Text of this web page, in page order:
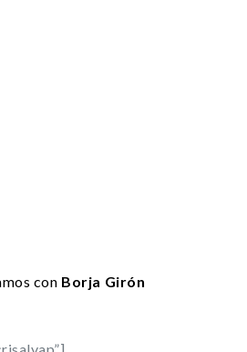
con Borja Girón